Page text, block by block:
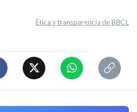
Ética y transparencia de BBCL